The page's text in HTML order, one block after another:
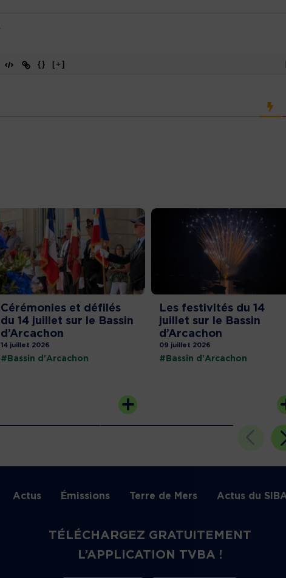
{} [+]
Cérémonies et défilés
du 14 juillet sur le Bassin
d’Arcachon
14 juillet 2026
#Bassin d'Arcachon
Les festivités du 14
juillet sur le Bassin
d’Arcachon
09 juillet 2026
#Bassin d'Arcachon
Actus Émissions Terre de Mers Actus du
TÉLÉCHARGEZ GRATUITEMENT
L’APPLICATION TVBA !